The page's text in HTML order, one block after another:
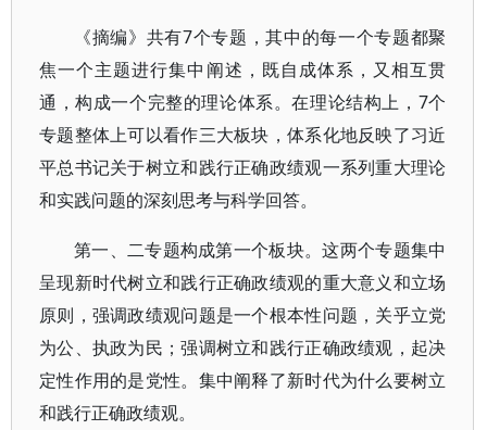
《摘编》共有7个专题，其中的每一个专题都聚
焦一个主题进行集中阐述，既自成体系，又相互贯
通，构成一个完整的理论体系。在理论结构上，7个
专题整体上可以看作三大板块，体系化地反映了习近
平总书记关于树立和践行正确政绩观一系列重大理论
和实践问题的深刻思考与科学回答。
第一、二专题构成第一个板块。这两个专题集中
呈现新时代树立和践行正确政绩观的重大意义和立场
原则，强调政绩观问题是一个根本性问题，关乎立党
为公、执政为民；强调树立和践行正确政绩观，起决
定性作用的是党性。集中阐释了新时代为什么要树立
和践行正确政绩观。